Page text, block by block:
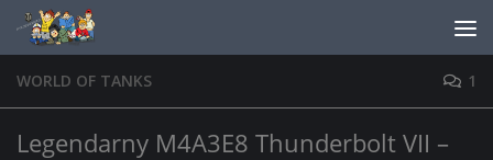
Skip to content
WORLD OF TANKS 1
Legendarny M4A3E8 Thunderbolt VII –